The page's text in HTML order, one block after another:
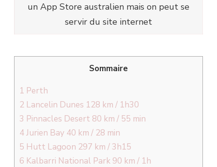
un App Store australien mais on peut se
servir du site internet
Sommaire
1 Perth
2 Lancelin Dunes 128 km / 1h30
3 Pinnacles Desert 80 km / 55 min
4Jurien Bay 40 km / 28 min
5 Hutt Lagoon 297 km / 3h15
6 Kalbarri National Park 90 km / 1h